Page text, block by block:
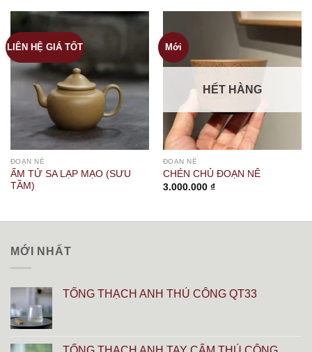
LIÊN HỆ GIÁ TỐT
ĐOẠN NÊ
ẤM TỬ SA LẠP MẠO (SƯU
TẦM)
Mới
HẾT HÀNG
ĐOẠN NÊ
CHÉN CHỦ ĐOẠN NÊ
3.000.000 ₫
MỚI NHẤT
TỐNG THẠCH ANH THỦ CÔNG QT33